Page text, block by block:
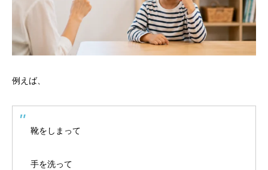
例えば、
靴をしまって
手を洗って